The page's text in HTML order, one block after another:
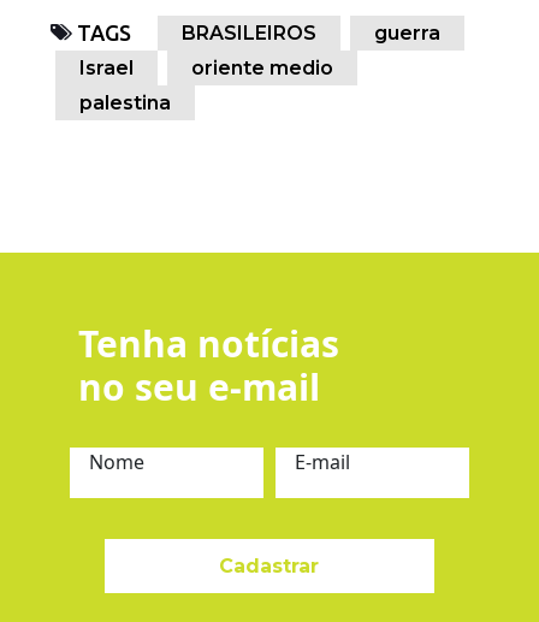
TAGS BRASILEIROS
guerra
Israel
oriente medio
palestina
Tenha notícias
no seu e-mail
Nome E-mail
Cadastrar